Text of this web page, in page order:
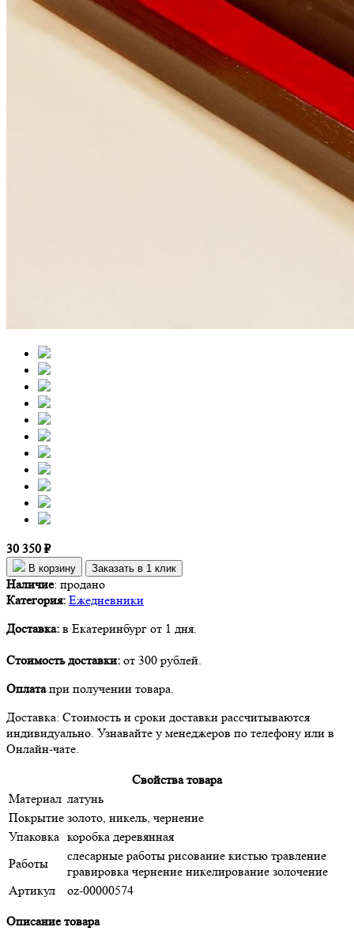
30 350 ₽
В корзину Заказать в 1 клик
Наличие: продано
Категория: Ежедневники
Доставка: в Екатеринбург от 1 дня.
Стоимость доставки: от 300 рублей.
Оплатапри получении товара.
Доставка: Стоимость и сроки доставки рассчитываются
индивидуально. Узнавайте у менеджеров по телефону или в
Онлайн-чате.
Свойства товара
Материал латунь
Покрытие золото, никель, чернение
Упаковка коробка деревянная
Работы
слесарные работы рисование кистью травление
гравировка чернение никелирование золочение
Артикул
oz-00000574
Описание товара